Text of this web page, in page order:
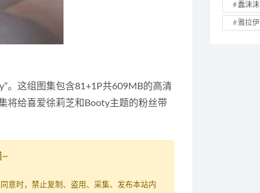
。这组图集包含81+1P共609MB的高清
将给喜爱徐莉芝和Booty主题的粉丝带
~
意时，禁止复制、盗用、采集、发布本站内
蠢沫沫
雅拉伊